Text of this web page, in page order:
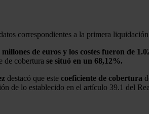
correspondientes a la primera
de euros y los costes fueron de
de cobertura se situó en un 68,12%.
destacó que este coeficiente de cobertura
de lo establecido en el artículo 39.1 del